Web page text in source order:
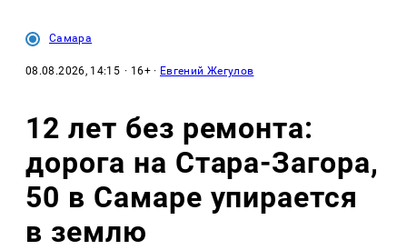
Самара
08.08.2026, 14:15 · 16+ · Евгений Жегулов
12 лет без ремонта:
дорога на Стара-Загора,
50 в Самаре упирается
в землю